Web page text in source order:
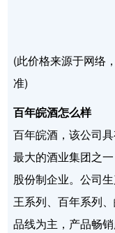
(此价格来源于网络
准)
百年皖酒怎么样
百年皖酒，该公司
最大的酒业集团之
股份制企业。公司
王系列、百年系列
品线为主，产品畅